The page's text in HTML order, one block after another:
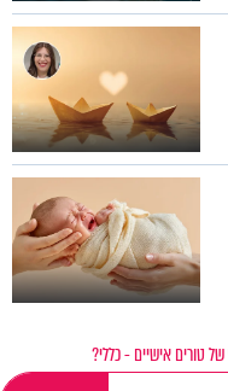
טורים אישיים - כללי?